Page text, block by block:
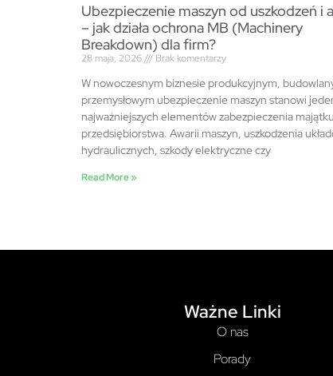
Ubezpieczenie maszyn od uszkodzeń i
– jak działa ochrona MB (Machinery
Breakdown) dla firm?
28 maja, 2026 Brak komentarzy
W nowoczesnym biznesie produkcyjnym,
przemysłowym ubezpieczenie maszyn stanowi
najważniejszych elementów zabezpieczenia majątku
przedsiębiorstwa. Awarii maszyn, uszkodzenia
hydraulicznych, szkody elektryczne czy
Read More »
Ważne Linki
O nas
Porady